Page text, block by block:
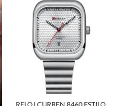
RELOJ CURREN 8460 ESTILO